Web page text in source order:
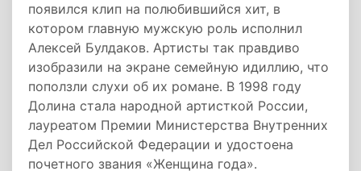
появился клип на полюбившийся хит, в
котором главную мужскую роль исполнил
Алексей Булдаков. Артисты так правдиво
изобразили на экране семейную идиллию, что
поползли слухи об их романе. В 1998 году
Долина стала народной артисткой России,
лауреатом Премии Министерства Внутренних
Дел Российской Федерации и удостоена
почетного звания «Женщина года».